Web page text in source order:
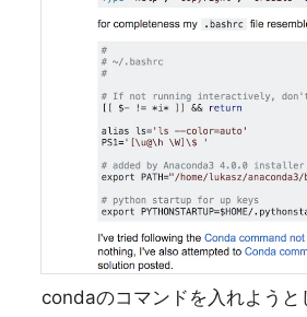
condaのコマンドを入れようと